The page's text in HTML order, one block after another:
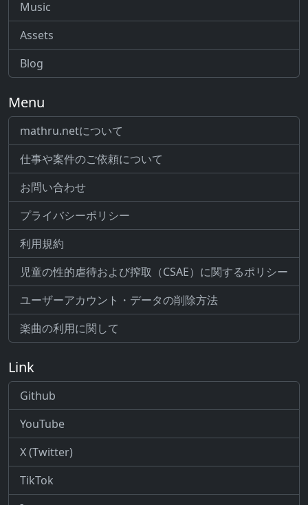
Music
Assets
Blog
Menu
mathru.netについて
仕事や案件のご依頼について
お問い合わせ
プライバシーポリシー
利用規約
児童の性的虐待および搾取（CSAE）に関するポリシー
ユーザーアカウント・データの削除方法
楽曲の利用に関して
Link
Github
YouTube
X (Twitter)
TikTok